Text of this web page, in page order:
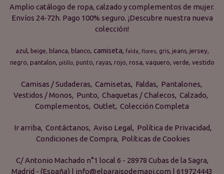
Amplio catálogo de ropa, calzado y complementos de mujer.
Envíos 24-72h. Pago 100% seguro. ¡Descubre nuestra nueva
colección!
azul beige blanca blanco camiseta falda flores gris jeans jersey
negro pantalon pitillo punto rayas rojo rosa vaquero verde vestido
Camisas / Sudaderas Camisetas Faldas
Pantalones
Vestidos / Monos
Punto Chaquetas / Chalecos Calzado
Complementos Outlet Colección Completa
Ir arriba Contáctanos Aviso Legal
Política de Privacidad
Condiciones de Compra
Políticas de Cookies
C/ Antonio Machado n°1 local 6 - 28978 Cubas de la Sagra,
Madrid - (España) | info@elparaisodemapi.com | 619724443